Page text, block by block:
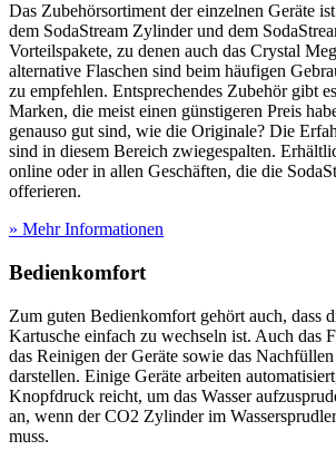
Das Zubehörsortiment der einzelnen Geräte
dem SodaStream Zylinder und dem
Vorteilspakete, zu denen auch das Crystal
alternative Flaschen sind beim häufigen
zu empfehlen. Entsprechendes Zubehör gibt
Marken, die meist einen günstigeren Preis
genauso gut sind, wie die Originale? Die
sind in diesem Bereich zwiegespalten.
online oder in allen Geschäften, die die
offerieren.
» Mehr Informationen
Bedienkomfort
Zum guten Bedienkomfort gehört auch, dass
Kartusche einfach zu wechseln ist. Auch das
das Reinigen der Geräte sowie das
darstellen. Einige Geräte arbeiten
Knopfdruck reicht, um das Wasser
an, wenn der CO2 Zylinder im
muss.